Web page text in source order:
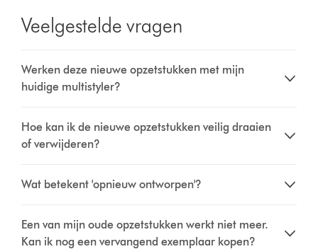
Veelgestelde vragen
Werken deze nieuwe opzetstukken met mijn
huidige multistyler?
Hoe kan ik de nieuwe opzetstukken veilig draaien
of verwijderen?
Wat betekent 'opnieuw ontworpen'?
Een van mijn oude opzetstukken werkt niet meer.
Kan ik nog een vervangend exemplaar kopen?